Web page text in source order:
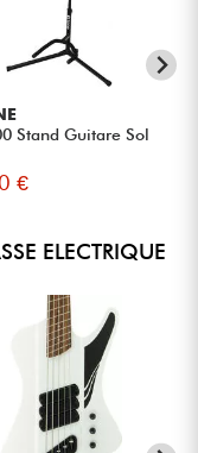
Stand Guitare Sol
€
ELECTRIQUE